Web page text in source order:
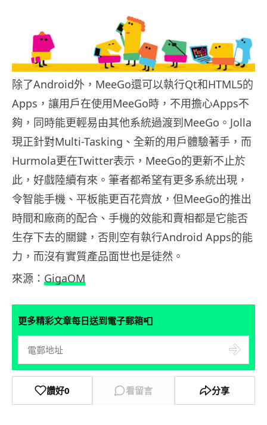
除了Android外，MeeGo還可以執行Qt和HTML5的
Apps，讓用戶在使用MeeGo時，不用擔心Apps不
夠，同時能更輕易由其他系統過渡到MeeGo。Jolla
現正針對Multi-Tasking、全新的用戶體驗著手，而
Hurmola更在Twitter表示，MeeGo的更新不止於
此，好戲陸續有來。筆者都希望有更多系統出現，
令智能手機、平板能更百花齊放，但MeeGo的推出
時間和廠商的配合、手機的效能和賣相都是它能否
生存下去的關鍵，否則空有執行Android Apps的能
力，而沒有實質產品面世也是徒然。
來源： GigaOM
更多精彩文章每日送到電子郵箱📮
讚好0 看留言 分享